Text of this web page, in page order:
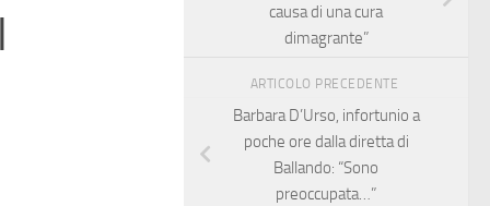
causa di una cura
dimagrante”
ARTICOLO PRECEDENTE
Barbara D’Urso, infortunio a
poche ore dalla diretta di
Ballando: “Sono
preoccupata…”